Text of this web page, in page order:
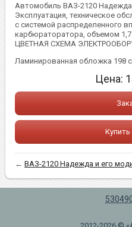
Автомобиль ВАЗ-2120 Надежда
Эксплуатация, техническое
с системой распределенного
карбюраторатора, объемом 1,7
ЦВЕТНАЯ СХЕМА
Ламинированная обложка 198
Цена:
←ВАЗ-2120 Надежда и его